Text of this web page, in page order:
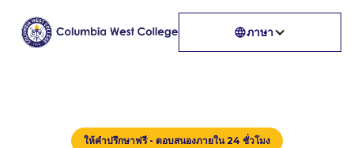
ภาษา
ให้คำปรึกษาฟรี - ตอบสนองภายใน 24 ชั่วโมง